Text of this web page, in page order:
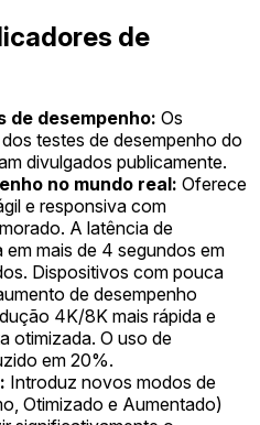
de
de desempenho: Os
testes de desempenho do
divulgados publicamente.
no mundo real: Oferece
e responsiva com
A latência de
mais de 4 segundos em
Dispositivos com pouca
de desempenho
4K/8K mais rápida e
otimizada. O uso de
em 20%.
Introduz novos modos de
Otimizado e Aumentado)